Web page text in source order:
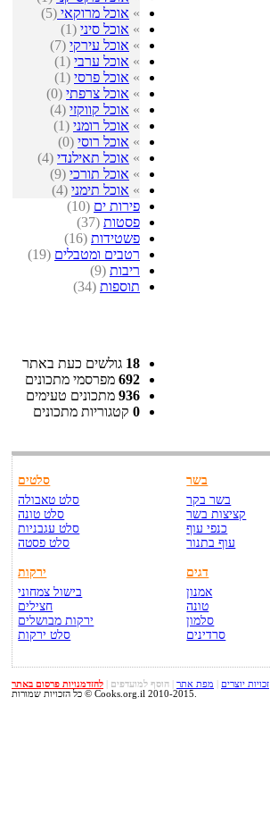
» אוכל מרוקאי (5)
» אוכל סיני (1)
» אוכל עירקי (7)
» אוכל ערבי (1)
» אוכל פרסי (1)
» אוכל צרפתי (0)
» אוכל קווקזי (4)
» אוכל רומני (1)
» אוכל רוסי (0)
» אוכל תאילנדי (4)
» אוכל תורכי (9)
» אוכל תימני (4)
פירות ים (10)
פסטות (37)
פשטידות (16)
רטבים ומטבלים (19)
ריבות (9)
תוספות (34)
18 גולשים כעת באתר
692 מפרסמי מתכונים
936 מתכונים טעימים
0 קטגוריות מתכונים
סלטים
סלט טאבולה
סלט טונה
סלט עגבניות
סלט פסטה
ירקות
בישול צמחוני
חצילים
ירקות מבושלים
סלט ירקות
בשר
בשר בקר
קציצות בשר
כנפי עוף
עוף בתנור
דגים
אמנון
טונה
סלמון
סרדינים
זכויות יוצרים מפת אתר הוסף למועדפים
להזדמנויות פרסום באתר
כל הזכויות שמורות © Cooks.org.il 2010-2015.